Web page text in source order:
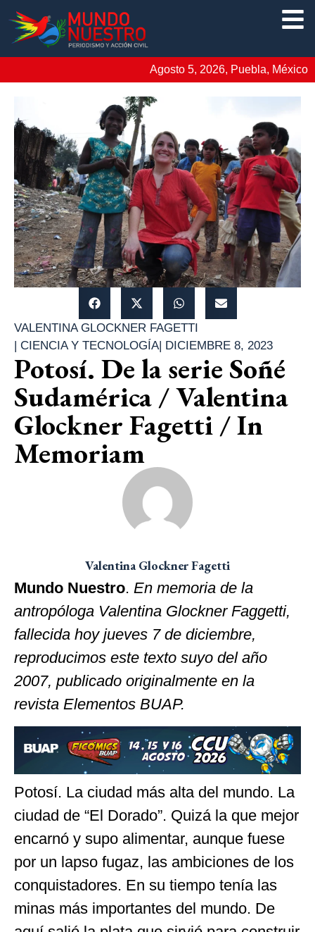
Agosto 5, 2026, Puebla, México
VALENTINA GLOCKNER FAGETTI
CIENCIA Y TECNOLOGÍA| DICIEMBRE 8, 2023
Potosí. De la serie Soñé
Sudamérica / Valentina
Glockner Fagetti / In
Memoriam
Valentina Glockner Fagetti
Mundo Nuestro. En memoria de la
antropóloga Valentina Glockner Faggetti,
fallecida hoy jueves 7 de diciembre,
reproducimos este texto suyo del año
2007, publicado originalmente en la
revista Elementos BUAP.
Potosí. La ciudad más alta del mundo. La
ciudad de “El Dorado”. Quizá la que mejor
encarnó y supo alimentar, aunque fuese
por un lapso fugaz, las ambiciones de los
conquistadores. En su tiempo tenía las
minas más importantes del mundo. De